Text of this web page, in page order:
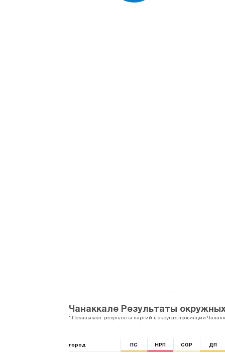
Чанаккале Результаты
* Показывает результаты партий в округах провинции
город ПС НРП CGP ДП